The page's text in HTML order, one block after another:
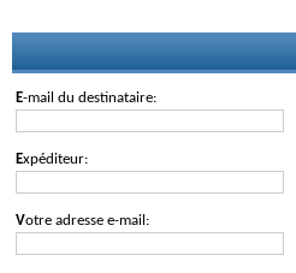
E-mail du destinataire:
Expéditeur:
Votre adresse e-mail: